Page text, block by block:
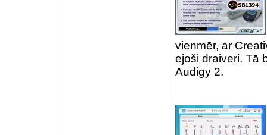
vienmēr, ar
ejoši draiveri. Tā
Audigy 2.